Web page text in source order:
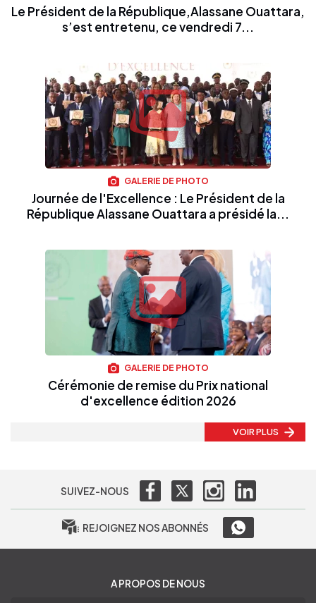
Le Président de la République,Alassane Ouattara,
s’est entretenu, ce vendredi 7...
GALERIE DE PHOTO
Journée de l'Excellence : Le Président de la
République Alassane Ouattara a présidé la...
GALERIE DE PHOTO
Cérémonie de remise du Prix national
d'excellence édition 2026
VOIR PLUS
SUIVEZ-NOUS
REJOIGNEZ NOS ABONNÉS
A PROPOS DE NOUS